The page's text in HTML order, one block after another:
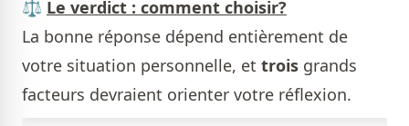
⚖️ Le verdict : comment choisir?
La bonne réponse dépend entièrement de
votre situation personnelle, et trois grands
facteurs devraient orienter votre réflexion.